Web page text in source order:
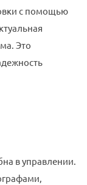
с помощью
Это
в управлении.